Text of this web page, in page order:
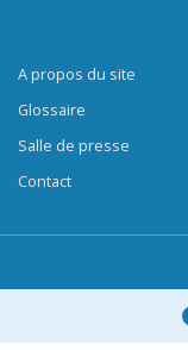
A propos du site
Glossaire
Salle de presse
Contact